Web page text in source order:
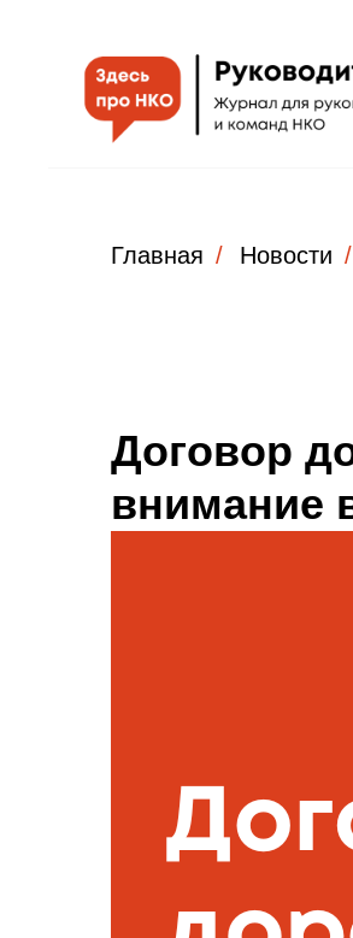
Главная / Новости /
Договор
внимание